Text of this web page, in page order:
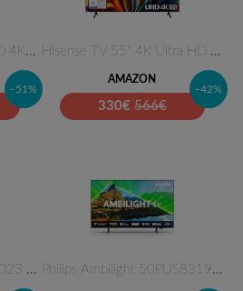
Hisense TV 55" Mini-LED 4K 55U…
–51%
Hisense TV 55" 4K Ultra HD 55A…
AMAZON
330€ 566€
–42%
Hisense 50" QLED 4K 2023 50E77… Philips Ambilight 50PUS8319 4K…